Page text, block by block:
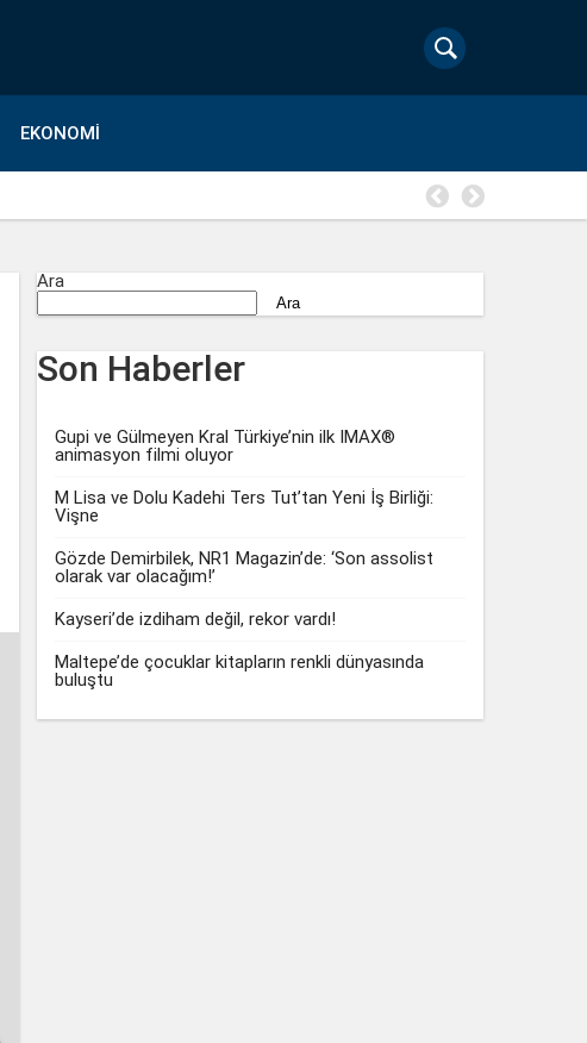
EKONOMI
Ara
Ara
Son Haberler
Gupi ve Gülmeyen Kral Türkiye’nin ilk IMAX®
animasyon filmi oluyor
M Lisa ve Dolu Kadehi Ters Tut’tan Yeni İş Birliği:
Vişne
Gözde Demirbilek, NR1 Magazin’de: ‘Son assolist
olarak var olacağım!’
Kayseri’de izdiham değil, rekor vardı!
Maltepe’de çocuklar kitapların renkli dünyasında
buluştu